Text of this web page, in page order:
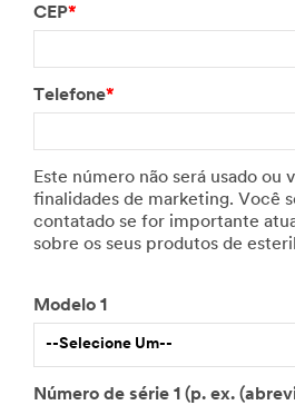
CEP*
Telefone*
Este número não será usado ou
finalidades de marketing. Você somente será
contatado se for importante
sobre os seus produtos de
Modelo 1
--Selecione Um--
Número de série 1 (p. ex. (abreviatura de "por